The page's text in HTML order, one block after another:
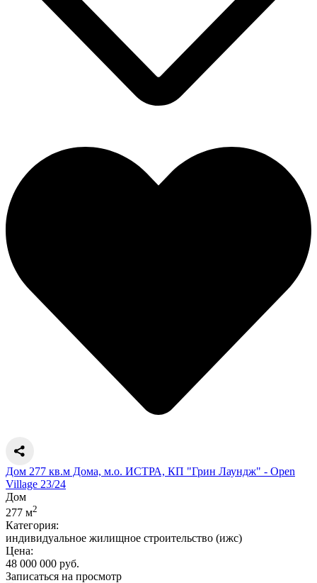
Дом 277 кв.м Дома, м.о. ИСТРА, КП "Грин Лаундж" - Open
Village 23/24
Дом
277 м2
Категория:
индивидуальное жилищное строительство (ижс)
Цена:
48 000 000 руб.
Записаться на просмотр